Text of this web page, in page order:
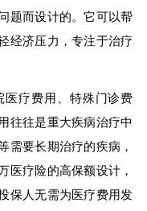
题而设计的。它可以帮
经济压力，专注于治疗
医疗费用、特殊门诊费
往往是重大疾病治疗中
需要长期治疗的疾病，
医疗险的高保额设计，
保人无需为医疗费用发